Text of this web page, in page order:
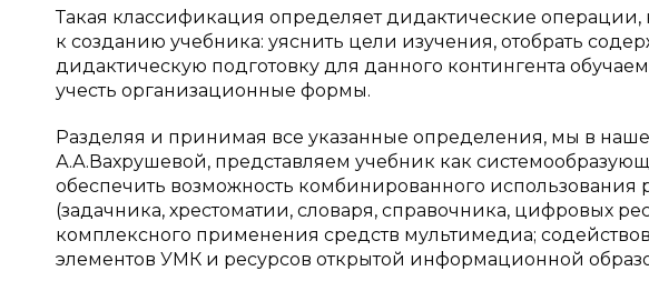
Такая классификация определяет дидактические
к созданию учебника: уяснить цели изучения, отобрать
дидактическую подготовку для данного контингента
учесть организационные формы.
Разделяя и принимая все указанные определения, мы в
А.А.Вахрушевой, представляем учебник как
обеспечить возможность комбинированного использования
(задачника, хрестоматии, словаря, справочника, цифровых
комплексного применения средств мультимедиа;
элементов УМК и ресурсов открытой информационной